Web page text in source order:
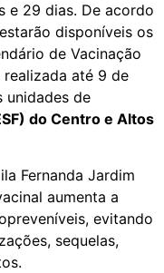
e 29 dias. De acordo
disponíveis os
de Vacinação
até 9 de
unidades de
do Centro e Altos
Fernanda Jardim
aumenta a
evitando
sequelas,